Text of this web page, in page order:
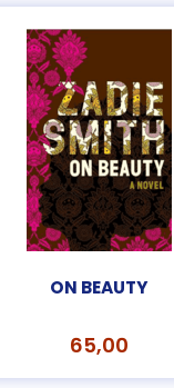
ON BEAUTY
65,00